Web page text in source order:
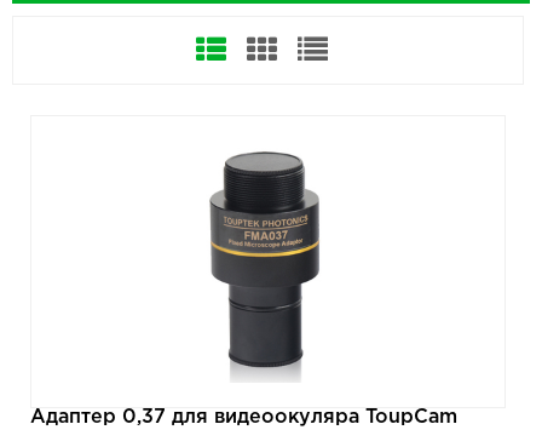
Адаптер 0,37 для видеоокуляра ToupCam